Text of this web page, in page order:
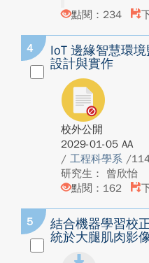
點閱：234
4
IoT 邊緣智慧環
設計與實作
校外公開
2029-01-05 AA
/ 工程科學系 /
研究生： 曾欣怡
點閱：162
5
結合機器學習校
統於大腿肌肉影